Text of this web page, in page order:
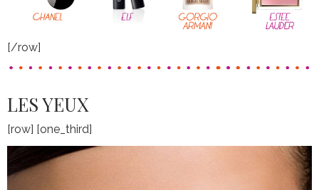
[/row]
LES YEUX
[row] [one_third]